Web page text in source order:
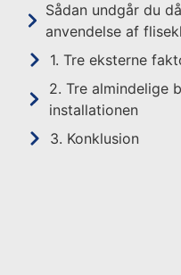
Sådan undgår du
anvendelse af
1. Tre eksterne
2. Tre almindelige
installationen
3. Konklusion